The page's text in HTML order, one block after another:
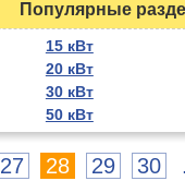
Популярные
15 кВт
20 кВт
30 кВт
50 кВт
27 28 29 30